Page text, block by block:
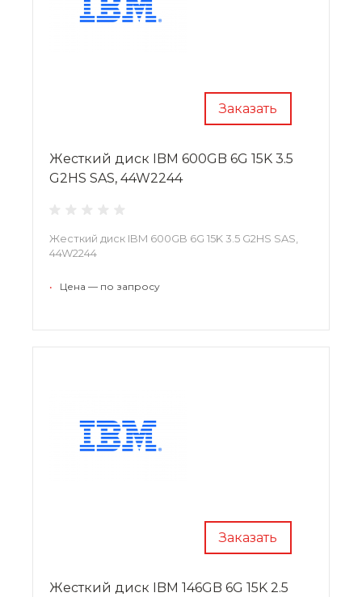
Заказать
Жесткий диск IBM 600GB 6G 15K 3.5
G2HS SAS, 44W2244
Жесткий диск IBM 600GB 6G 15K 3.5 G2HS SAS,
44W2244
• Цена — по запросу
Заказать
Жесткий диск IBM 146GB 6G 15K 2.5